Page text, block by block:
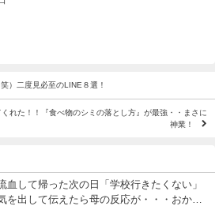
）二度見必至のLINE８選！
れた！！『食べ物のシミの落とし方』が最強・・まさに
神業！
血して帰った次の日「学校行きたくない」
を出して伝えたら母の反応が・・・おかげ